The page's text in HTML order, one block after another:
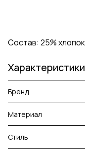
Состав: 25%
Характеристики
Бренд
Материал
Стиль